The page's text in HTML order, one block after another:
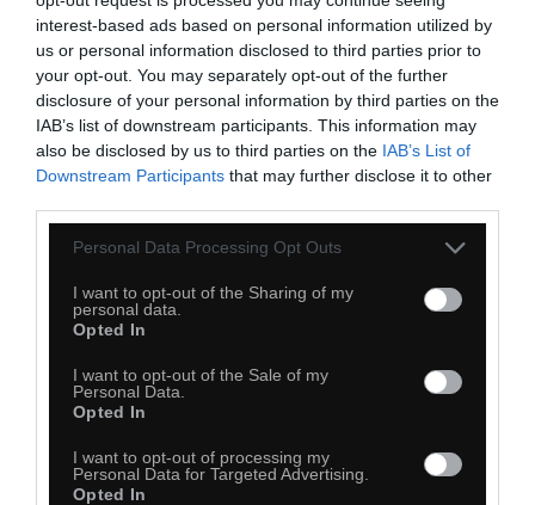
interest-based ads based on personal information utilized by
us or personal information disclosed to third parties prior to
your opt-out. You may separately opt-out of the further
disclosure of your personal information by third parties on the
IAB’s list of downstream participants. This information may
also be disclosed by us to third parties on the IAB’s List of
Downstream Participants that may further disclose it to other
Personal Data Processing Opt Outs
I want to opt-out of the Sharing of my
personal data.
Opted In
I want to opt-out of the Sale of my
Personal Data.
Opted In
I want to opt-out of processing my
Personal Data for Targeted Advertising.
Opted In
Pogłaskaj kota...